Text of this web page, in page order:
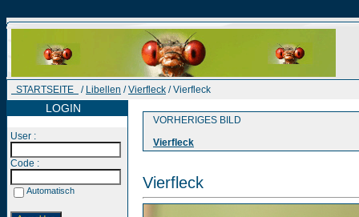
STARTSEITE / Libellen /Vierfleck / Vierfleck
LOGIN
User :
Code :
Automatisch
VORHERIGES BILD
Vierfleck
Vierfleck